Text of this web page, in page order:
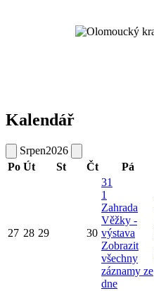
Kalendář
Srpen2026
Po Út St Čt Pá
27 28 29 30
31
1
Zahrada
Věžky -
výstava
Zobrazit
všechny
záznamy ze
dne